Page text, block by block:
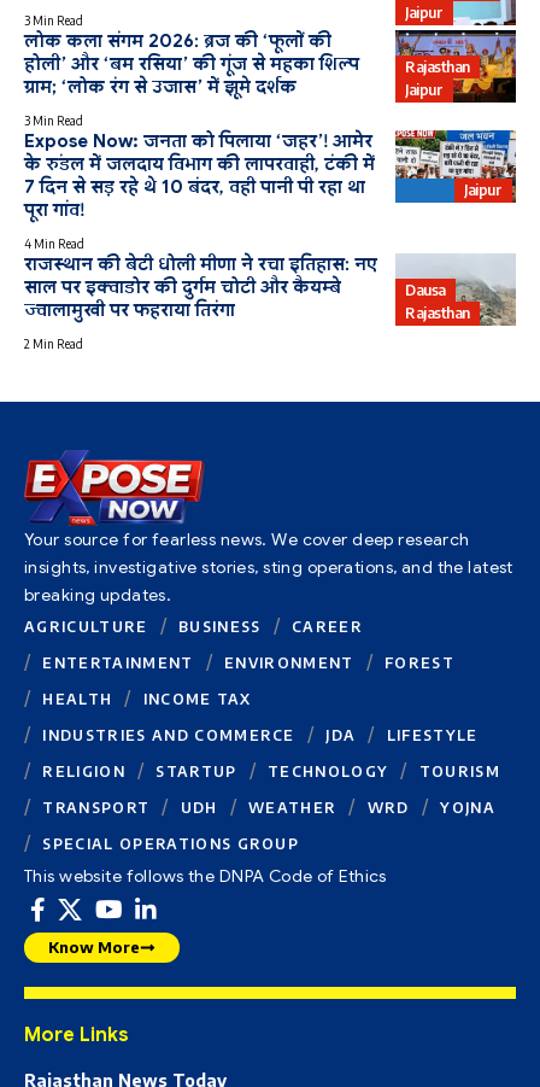
Jaipur
3 Min Read
Rajasthan
Jaipur
लोक कला संगम 2026: ब्रज की ‘फूलों की
होली’ और ‘बम रसिया’ की गूंज से महका शिल्प
ग्राम; ‘लोक रंग से उजास’ में झूमे दर्शक
3 Min Read
Jaipur
Expose Now: जनता को पिलाया ‘जहर’! आमेर
के रुंडल में जलदाय विभाग की लापरवाही, टंकी में
7 दिन से सड़ रहे थे 10 बंदर, वही पानी पी रहा था
पूरा गांव!
4 Min Read
Dausa
Rajasthan
राजस्थान की बेटी धोली मीणा ने रचा इतिहास: नए
साल पर इक्वाडोर की दुर्गम चोटी और कैयम्बे
ज्वालामुखी पर फहराया तिरंगा
2 Min Read
Your source for fearless news. We cover deep research
insights, investigative stories, sting operations, and the latest
breaking updates.
AGRICULTURE BUSINESS
CAREER
ENTERTAINMENT
ENVIRONMENT
FOREST
HEALTH
INCOME TAX
INDUSTRIES AND COMMERCE
JDA
LIFESTYLE
RELIGION
STARTUP TECHNOLOGY
TOURISM
TRANSPORT
UDH WEATHER WRD
YOJNA
SPECIAL OPERATIONS GROUP
This website follows the DNPA Code of Ethics
Know More
More Links
Rajasthan News Today